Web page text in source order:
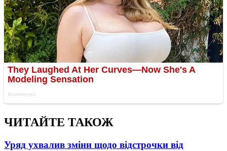
ЧИТАЙТЕ ТАКОЖ
Уряд ухвалив зміни щодо відстрочки від